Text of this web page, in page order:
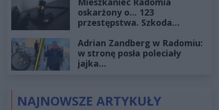
oskarżony o... 123
przestępstwa. Szkoda
złotych
Adrian Zandberg w Radomiu:
w stronę posła poleciały
jajka…
NAJNOWSZE ARTYKUŁY